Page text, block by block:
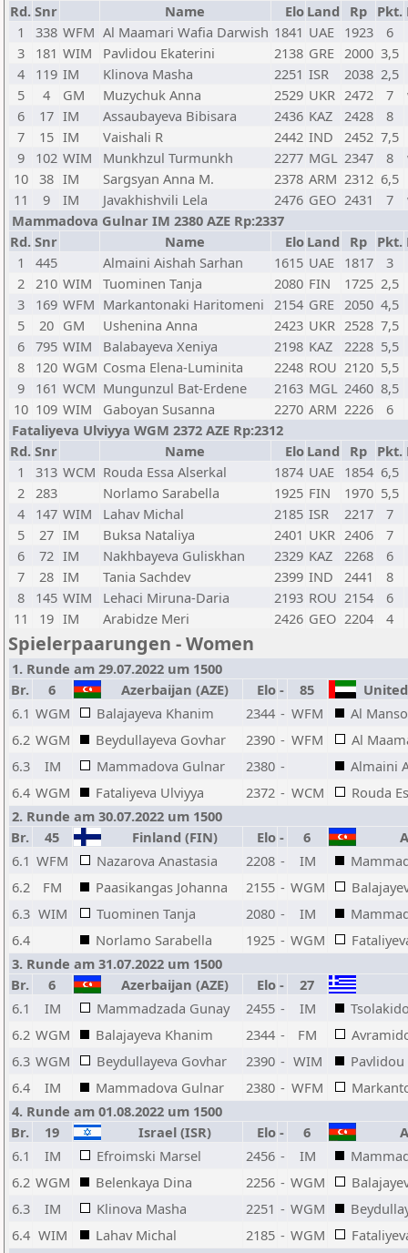
Rd. Snr Name Elo Land Rp Pkt.
1
338 WFM Al Maamari Wafia Darwish 1841 UAE 1923
6
3
181 WIM Pavlidou Ekaterini 2138 GRE 2000 3,5
4
119 IM Klinova Masha 2251 ISR 2038 2,5
5
4 GM Muzychuk Anna 2529 UKR 2472 7
6
17 IM Assaubayeva Bibisara 2436 KAZ 2428
8
7
15 IM Vaishali R 2442 IND 2452 7,5
9
102 WIM Munkhzul Turmunkh 2277 MGL 2347 8
10 38 IM Sargsyan Anna M. 2378 ARM 2312 6,5
11
9 IM Javakhishvili Lela 2476 GEO 2431 7
Mammadova Gulnar IM 2380 AZE Rp:2337
Rd. Snr Name Elo Land Rp Pkt.
1
445 Almaini Aishah Sarhan 1615 UAE 1817
3
2 210 WIM Tuominen Tanja 2080 FIN 1725 2,5
3
169 WFM Markantonaki Haritomeni 2154 GRE 2050 4,5
5
20 GM Ushenina Anna 2423 UKR 2528 7,5
6 795 WIM Balabayeva Xeniya 2198 KAZ 2228 5,5
8
120 WGM Cosma Elena-Luminita 2248 ROU 2120 5,5
9
161 WCM Mungunzul Bat-Erdene 2163 MGL 2460 8,5
10 109 WIM Gaboyan Susanna 2270 ARM 2226
6
Fataliyeva Ulviyya WGM 2372 AZE Rp:2312
Rd. Snr Name Elo Land Rp Pkt.
1
313 WCM Rouda Essa Alserkal 1874 UAE 1854 6,5
2 283 Norlamo Sarabella 1925 FIN 1970 5,5
4
147 WIM Lahav Michal 2185 ISR 2217
7
5
27 IM Buksa Nataliya 2401 UKR 2406
7
6
72 IM Nakhbayeva Guliskhan 2329 KAZ 2268
6
7
28 IM Tania Sachdev 2399 IND 2441
8
8
145 WIM Lehaci Miruna-Daria 2193 ROU 2154
6
11
19 IM Arabidze Meri 2426 GEO 2204 4
Spielerpaarungen - Women
1. Runde am 29.07.2022 um 1500
Br.
6 Azerbaijan (AZE) Elo - 85
6.1 WGM Balajayeva Khanim 2344 - WFM
Al
6.2 WGM Beydullayeva Govhar 2390 - WFM
Al
6.3
IM Mammadova Gulnar 2380 -
Almaini
6.4 WGM Fataliyeva Ulviyya 2372 - WCM
Rouda
2. Runde am 30.07.2022 um 1500
Br.
45 Finland (FIN) Elo - 6
6.1 WFM Nazarova Anastasia 2208 - IM
6.2
FM Paasikangas Johanna 2155 - WGM
6.3 WIM Tuominen Tanja 2080 - IM
6.4
Norlamo Sarabella 1925 - WGM
3. Runde am 31.07.2022 um 1500
Br.
6 Azerbaijan (AZE) Elo - 27
6.1
IM Mammadzada Gunay 2455 - IM
6.2 WGM Balajayeva Khanim 2344 - FM
6.3 WGM Beydullayeva Govhar 2390 - WIM
6.4
IM Mammadova Gulnar 2380 - WFM
4. Runde am 01.08.2022 um 1500
Br.
19 Israel (ISR) Elo - 6
6.1
IM Efroimski Marsel 2456 - IM
6.2 WGM Belenkaya Dina 2256 - WGM
6.3
IM Klinova Masha 2251 - WGM
6.4 WIM Lahav Michal 2185 - WGM